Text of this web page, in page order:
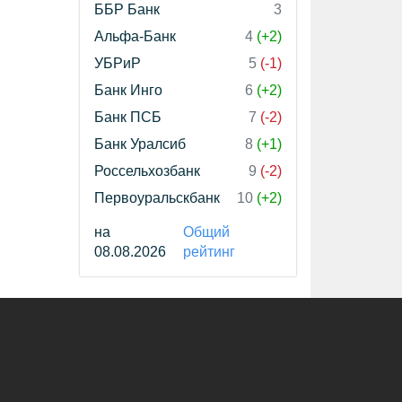
ББР Банк
3
Альфа-Банк
4 (+2)
УБРиР
5 (-1)
Банк Инго
6 (+2)
Банк ПСБ
7 (-2)
Банк Уралсиб
8 (+1)
Россельхозбанк
9 (-2)
Первоуральскбанк
10 (+2)
на
08.08.2026
Общий
рейтинг